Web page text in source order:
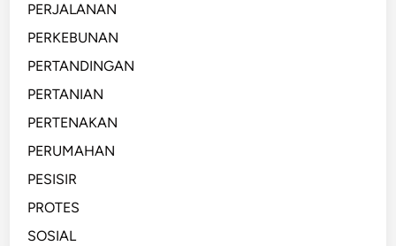
PERJALANAN
PERKEBUNAN
PERTANDINGAN
PERTANIAN
PERTENAKAN
PERUMAHAN
PESISIR
PROTES
SOSIAL